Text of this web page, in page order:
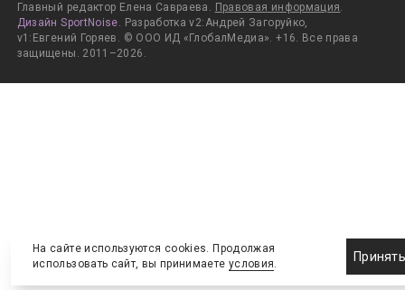
Главный редактор Елена Савраева. Правовая информация.
Дизайн SportNoise. Разработка v2:Андрей Загоруйко,
v1:Евгений Горяев. © ООО ИД «ГлобалМедиа». +16. Все права
защищены. 2011–2026.
На сайте используются cookies. Продолжая
использовать сайт, вы принимаете условия.
Принять